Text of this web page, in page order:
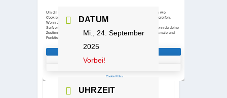
DATUM
Mi., 24. September
2025
Vorbei!
UHRZEIT